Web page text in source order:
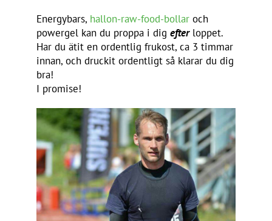
Energybars, hallon-raw-food-bollar och
powergel kan du proppa i dig efterloppet.
Har du ätit en ordentlig frukost, ca 3 timmar
innan, och druckit ordentligt så klarar du dig
bra!
I promise!